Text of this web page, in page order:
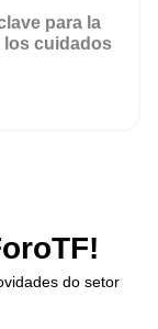
para la
los cuidados